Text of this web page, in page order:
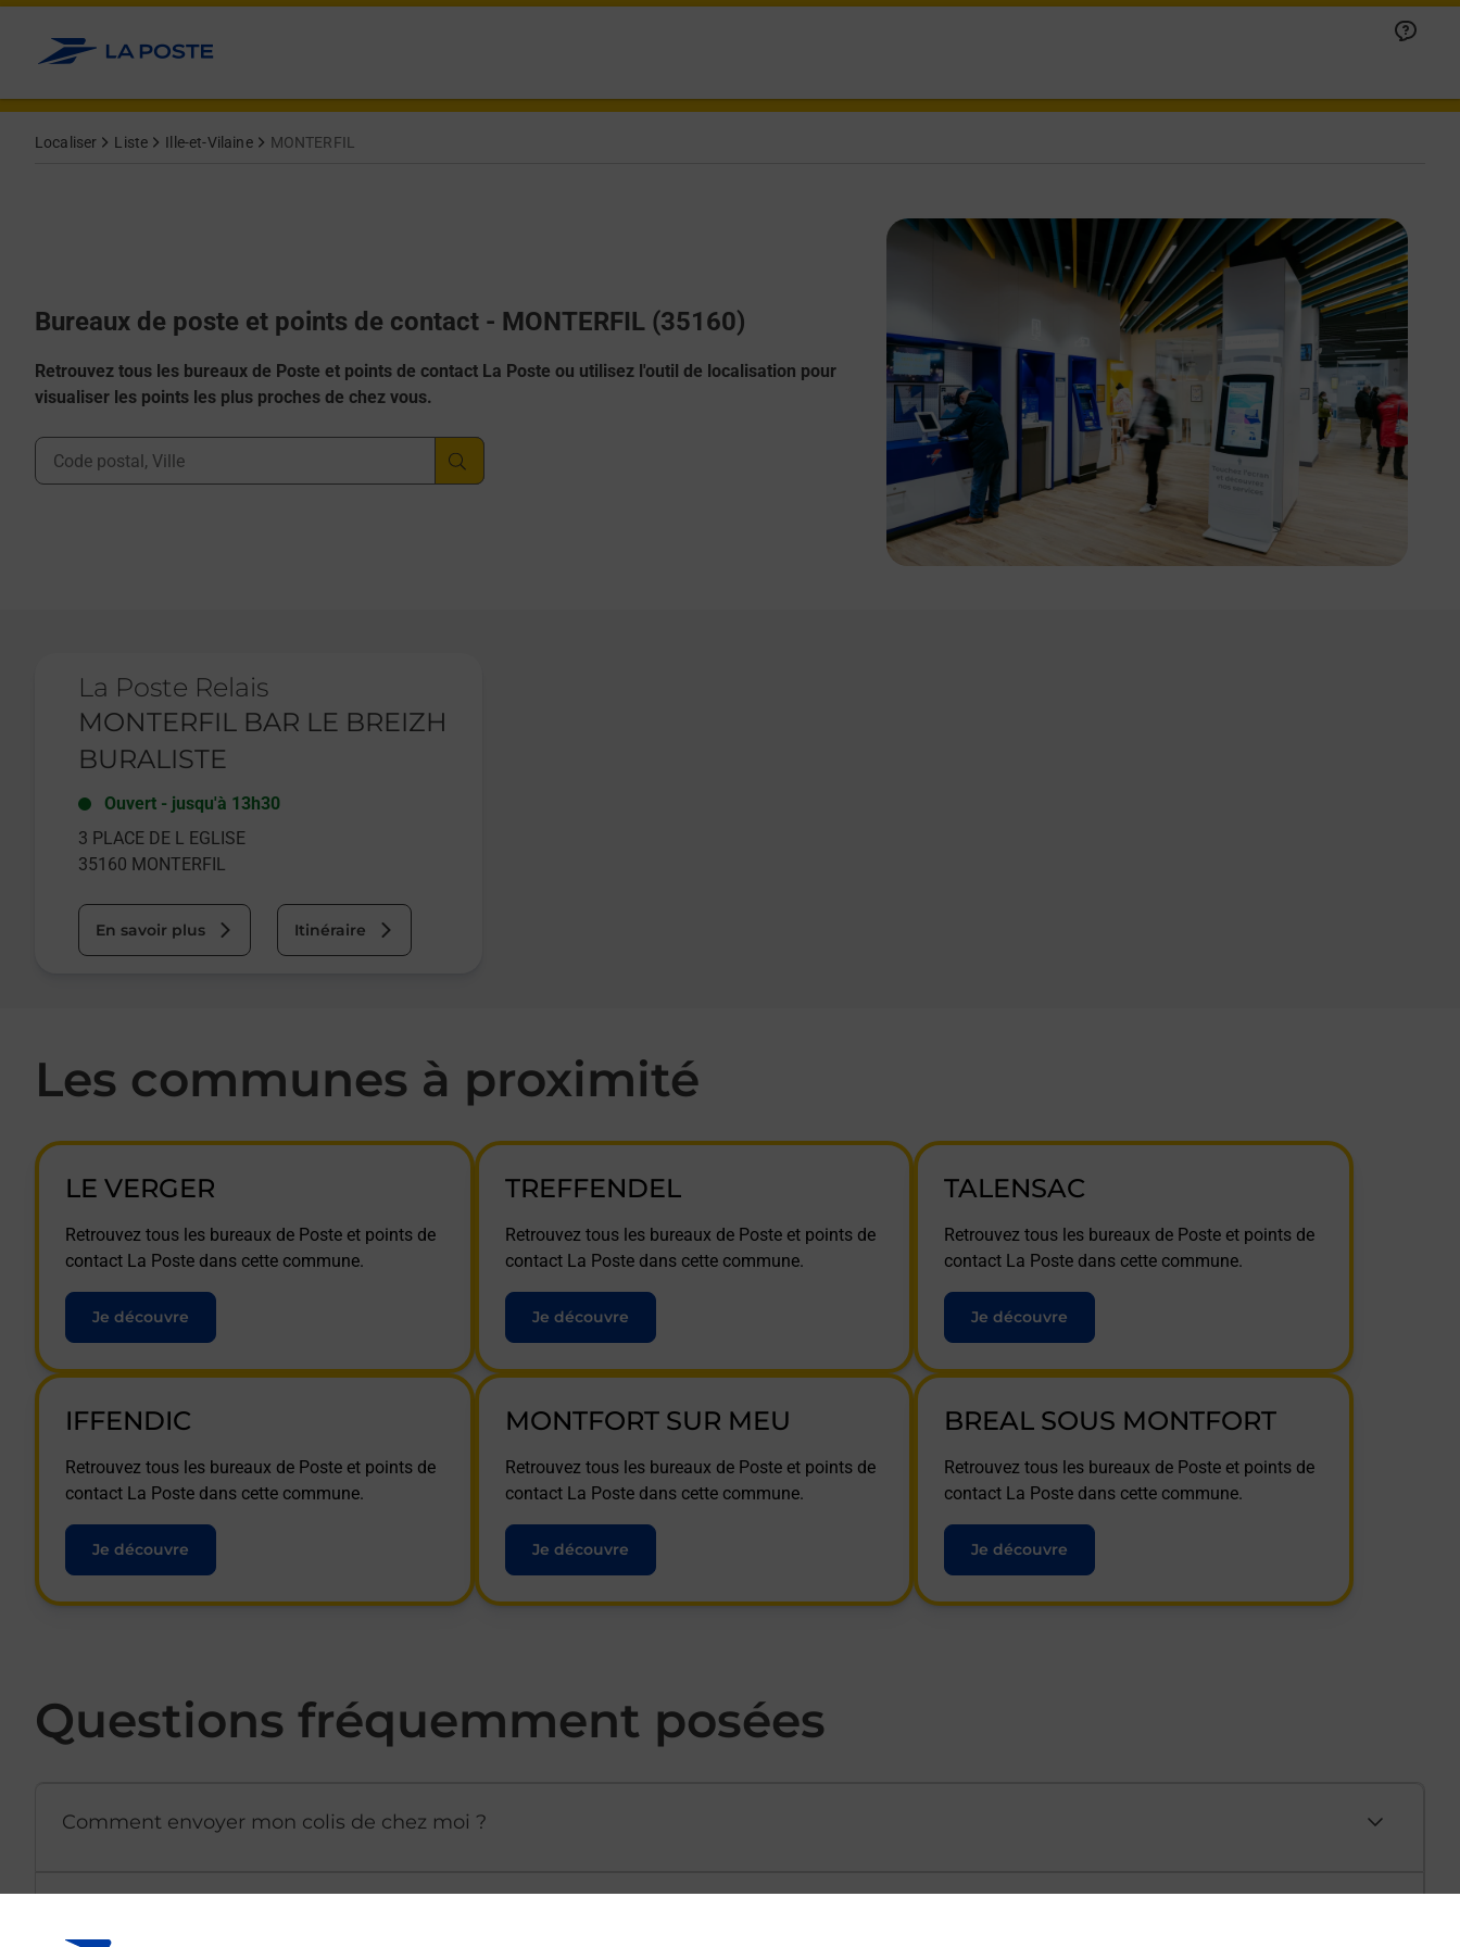
Allez au contenu
Localiser Liste Ille-et-Vilaine MONTERFIL
Bureaux de poste et points de contact - MONTERFIL (35160)
Retrouvez tous les bureaux de Poste et points de contact La Poste ou utilisez l'outil de localisation pour
visualiser les points les plus proches de chez vous.
Ville, Département, Code Postal
La Poste Relais
MONTERFIL BAR LE BREIZH
BURALISTE
Ouvert - jusqu'à 13h30
3 PLACE DE L EGLISE
35160 MONTERFIL
En savoir plus Itinéraire
Les communes à proximité
LE VERGER
Retrouvez tous les bureaux de Poste et points de
contact La Poste dans cette commune.
Je découvre
TREFFENDEL
Retrouvez tous les bureaux de Poste et points de
contact La Poste dans cette commune.
Je découvre
TALENSAC
Retrouvez tous les bureaux de Poste et points de
contact La Poste dans cette commune.
Je découvre
IFFENDIC
Retrouvez tous les bureaux de Poste et points de
contact La Poste dans cette commune.
Je découvre
MONTFORT SUR MEU
Retrouvez tous les bureaux de Poste et points de
contact La Poste dans cette commune.
Je découvre
BREAL SOUS MONTFORT
Retrouvez tous les bureaux de Poste et points de
contact La Poste dans cette commune.
Je découvre
Questions fréquemment posées
Comment envoyer mon colis de chez moi ?
Afficher ou masquer la réponse
Afficher ou masquer la réponse
Afficher ou masquer la réponse
Afficher ou masquer la réponse
Afficher ou masquer la réponse